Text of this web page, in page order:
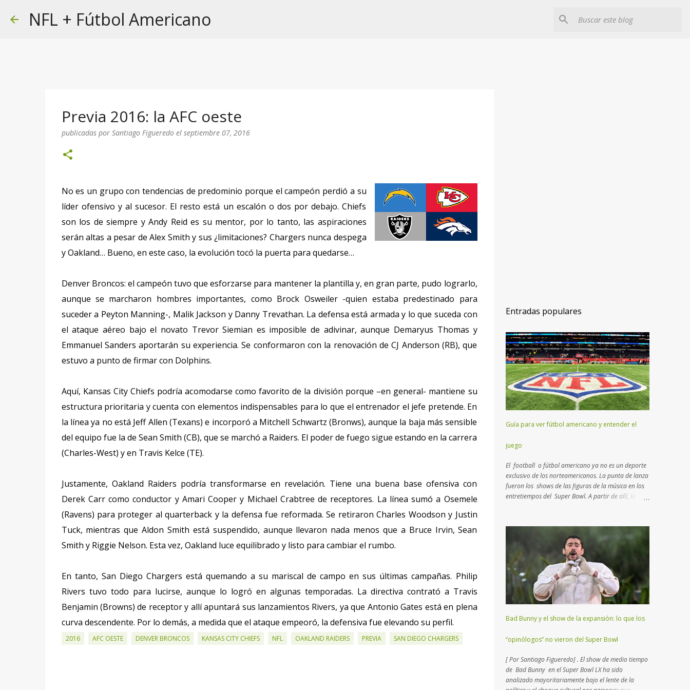
NFL + Fútbol Americano
Previa 2016: la AFC oeste
publicadas por Santiago Figueredo el septiembre 07, 2016
No es un grupo con tendencias de predominio porque el campeón perdió a su
líder ofensivo y al sucesor. El resto está un escalón o dos por debajo. Chiefs
son los de siempre y Andy Reid es su mentor, por lo tanto, las aspiraciones
serán altas a pesar de Alex Smith y sus ¿limitaciones? Chargers nunca despega
y Oakland… Bueno, en este caso, la evolución tocó la puerta para quedarse…
Denver Broncos: el campeón tuvo que esforzarse para mantener la plantilla y, en gran parte, pudo lograrlo,
aunque se marcharon hombres importantes, como Brock Osweiler -quien estaba predestinado para
suceder a Peyton Manning-, Malik Jackson y Danny Trevathan. La defensa está armada y lo que suceda con
el ataque aéreo bajo el novato Trevor Siemian es imposible de adivinar, aunque Demaryus Thomas y
Emmanuel Sanders aportarán su experiencia. Se conformaron con la renovación de CJ Anderson (RB), que
estuvo a punto de firmar con Dolphins.
Aquí, Kansas City Chiefs podría acomodarse como favorito de la división porque –en general- mantiene su
estructura prioritaria y cuenta con elementos indispensables para lo que el entrenador el jefe pretende. En
la línea ya no está Jeff Allen (Texans) e incorporó a Mitchell Schwartz (Bronws), aunque la baja más sensible
del equipo fue la de Sean Smith (CB), que se marchó a Raiders. El poder de fuego sigue estando en la carrera
(Charles-West) y en Travis Kelce (TE).
Justamente, Oakland Raiders podría transformarse en revelación. Tiene una buena base ofensiva con
Derek Carr como conductor y Amari Cooper y Michael Crabtree de receptores. La línea sumó a Osemele
(Ravens) para proteger al quarterback y la defensa fue reformada. Se retiraron Charles Woodson y Justin
Tuck, mientras que Aldon Smith está suspendido, aunque llevaron nada menos que a Bruce Irvin, Sean
Smith y Riggie Nelson. Esta vez, Oakland luce equilibrado y listo para cambiar el rumbo.
En tanto, San Diego Chargers está quemando a su mariscal de campo en sus últimas campañas. Philip
Rivers tuvo todo para lucirse, aunque lo logró en algunas temporadas. La directiva contrató a Travis
Benjamin (Browns) de receptor y allí apuntará sus lanzamientos Rivers, ya que Antonio Gates está en plena
curva descendente. Por lo demás, a medida que el ataque empeoró, la defensiva fue elevando su perfil.
2016 AFC OESTE DENVER BRONCOS KANSAS CITY CHIEFS NFL OAKLAND RAIDERS PREVIA SAN DIEGO CHARGERS
Entradas populares
Guía para ver fútbol americano y entender el
juego
El football o fútbol americano ya no es un deporte
exclusivo de los norteamericanos. La punta de lanza
fueron los shows de las figuras de la música en los
entretiempos del Super Bowl. A partir de allí, la
que no es rugby ni fútbol. Aquí un breve manual con
lo más importante que tenés que saber para
entender el juego… Muchos consideran al football
como un deporte de contacto . Si bien es cierto, hay
características más atractivas para detallar. Esta
disciplina es un “ ajedrez humano ”, como el que
practicaban los reyes en la edad media con actores
reales en un campo abierto. En lugar de 16 piezas,
el terreno, donde cada uno deberá transitar yardas
balón ovalado. El Super Bowl (o Super Tazón) es la
Bad Bunny y el show de la expansión: lo que los
“opinólogos” no vieron del Super Bowl
[ Por Santiago Figueredo] . El show de medio tiempo
de Bad Bunny en el Super Bowl LX ha sido
analizado mayoritariamente bajo el lente de la